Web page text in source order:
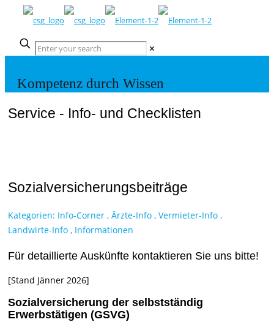
✕
Kompetenz durch Wissen
Service - Info- und Checklisten
Sozialversicherungsbeiträge
Kategorien: Info-Corner , Ärzte-Info , Vermieter-Info ,
Landwirte-Info , Informationen
Für detaillierte Auskünfte kontaktieren Sie uns bitte!
[Stand Jänner 2026]
Sozialversicherung der selbstständig
Erwerbstätigen (GSVG)